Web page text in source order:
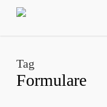
Skip
Tag
Formulare